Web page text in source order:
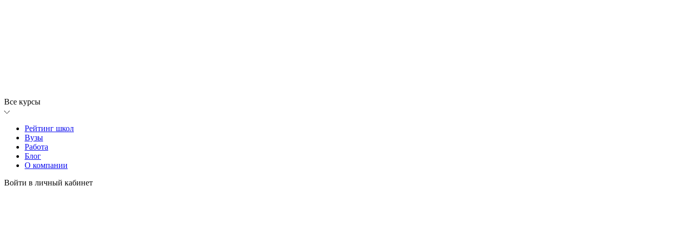
Все курсы
Рейтинг школ
Вузы
Работа
Блог
О компании
Войти в личный кабинет